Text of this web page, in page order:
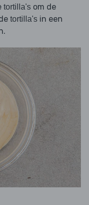
tortilla's om de
tortilla's in een